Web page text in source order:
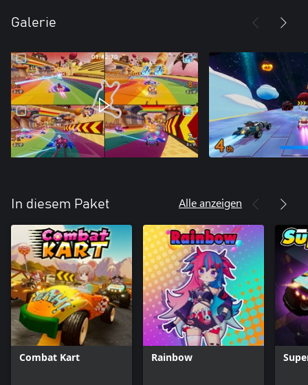
Galerie
In diesem Paket Alle anzeigen
Combat Kart Rainbow